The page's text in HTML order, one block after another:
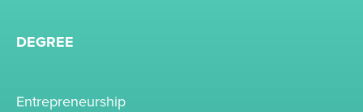
DEGREE
Entrepreneurship